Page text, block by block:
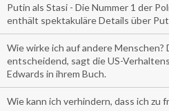
Putin als Stasi - Die Nummer 1 der
enthält spektakuläre Details über
Wie wirke ich auf andere
entscheidend, sagt die US-
Edwards in ihrem Buch.
Wie kann ich verhindern, dass ich zu